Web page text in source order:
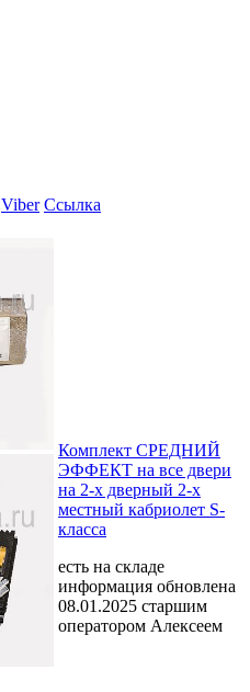
Viber Ссылка
Комплект СРЕДНИЙ
ЭФФЕКТ на все двери
на 2-х дверный 2-х
местный кабриолет S-
класса
есть на складе
информация обновлена
08.01.2025 старшим
оператором Алексеем